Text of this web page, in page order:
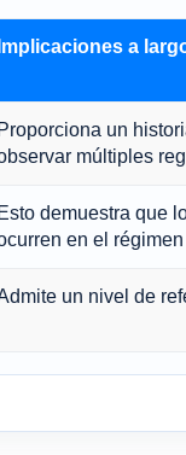
Implicaciones a
Proporciona un
múltiples
Esto demuestra que
en el
un nivel de